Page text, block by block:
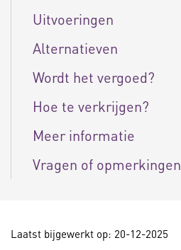
Uitvoeringen
Alternatieven
Wordt het vergoed?
Hoe te verkrijgen?
Meer informatie
Vragen of opmerkingen
Laatst bijgewerkt op: 20-12-2025